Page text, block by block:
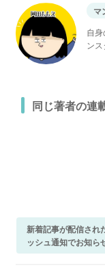
マ
自
ン
同じ著者の連
新着記事が配信され
ッシュ通知でお知ら